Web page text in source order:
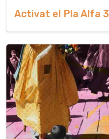
Activat el Pla Alfa 3